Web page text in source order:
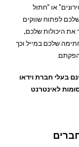
או "חתול
שלכם לפתוח שווקים
את היכולות שלכם,
שלכם במייל וכך
בעלי חברת וידאו
לאינטרנט